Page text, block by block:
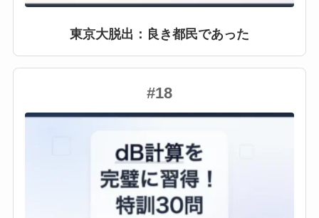
東京大脱出：良き都民であった
#18